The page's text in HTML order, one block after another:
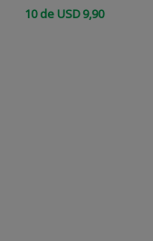
10de USD9,90
CONSULTAR